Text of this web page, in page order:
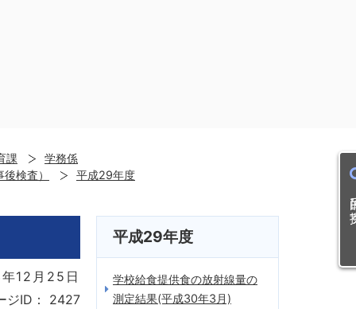
目
課
学務係
検査）
平成29年度
12月25日
ジID：
2427
平成29年度
学校給食提供食の放射線量の
測定結果(平成30年3月)